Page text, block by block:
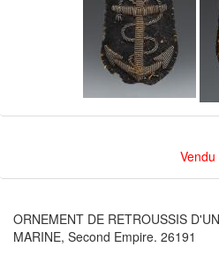
Vendu
ORNEMENT DE RETROUSSIS
MARINE, Second Empire. 26191